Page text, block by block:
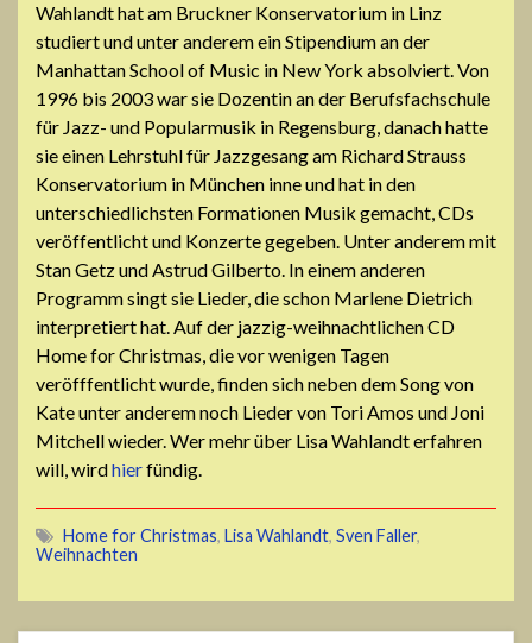
Wahlandt hat am Bruckner Konservatorium in Linz
studiert und unter anderem ein Stipendium an der
Manhattan School of Music in New York absolviert. Von
1996 bis 2003 war sie Dozentin an der Berufsfachschule
für Jazz- und Popularmusik in Regensburg, danach hatte
sie einen Lehrstuhl für Jazzgesang am Richard Strauss
Konservatorium in München inne und hat in den
unterschiedlichsten Formationen Musik gemacht, CDs
veröffentlicht und Konzerte gegeben. Unter anderem mit
Stan Getz und Astrud Gilberto. In einem anderen
Programm singt sie Lieder, die schon Marlene Dietrich
interpretiert hat. Auf der jazzig-weihnachtlichen CD
Home for Christmas, die vor wenigen Tagen
veröfffentlicht wurde, finden sich neben dem Song von
Kate unter anderem noch Lieder von Tori Amos und Joni
Mitchell wieder. Wer mehr über Lisa Wahlandt erfahren
will, wirdhierfündig.
Home for Christmas, Lisa Wahlandt, Sven Faller,
Weihnachten